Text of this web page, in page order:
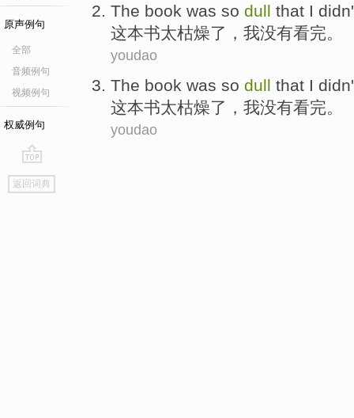
原声例句
全部
音频例句
视频例句
权威例句
go
top
返回词典
The book was so dull that I
这本书太枯燥了 ， 我没有看完。
youdao
The book was so dull that I
这本书太枯燥了 ， 我没有看完。
youdao